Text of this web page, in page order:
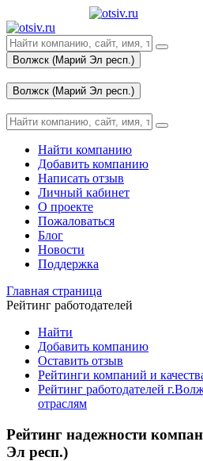
Волжск (Марий Эл респ.)
Волжск (Марий Эл респ.)
Найти компанию
Добавить компанию
Написать отзыв
Личный кабинет
О проекте
Пожаловаться
Блог
Новости
Поддержка
Главная страница
Рейтинг работодателей
Найти
Добавить компанию
Оставить отзыв
Рейтинги компаний и
Рейтинг работодателей
отраслям
Рейтинг надежности
Эл респ.)